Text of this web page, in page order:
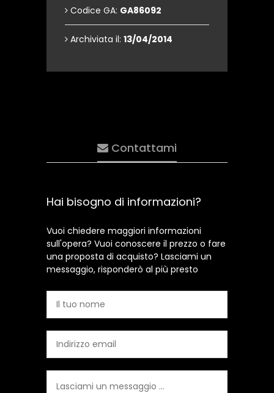
Codice GA: GA86092
Archiviata il: 13/04/2014
Contattami
Hai bisogno di informazioni?
Vuoi chiedere maggiori informazioni
sull'opera? Vuoi conoscere il prezzo o fare
una proposta di acquisto? Lasciami un
messaggio, risponderò al più presto